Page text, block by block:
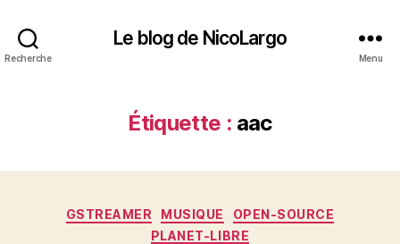
Recherche
Le blog de NicoLargo
Menu
Étiquette : aac
Catégories
GSTREAMER MUSIQUE
OPEN-SOURCE
PLANET-LIBRE